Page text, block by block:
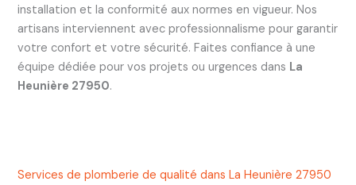
installation et la conformité aux normes en vigueur. Nos
artisans interviennent avec professionnalisme pour garantir
votre confort et votre sécurité. Faites confiance à une
équipe dédiée pour vos projets ou urgences dans La
Heunière 27950.
Services de plomberie de qualité dans La Heunière 27950